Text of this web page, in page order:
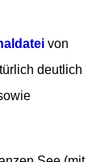
von
deutlich